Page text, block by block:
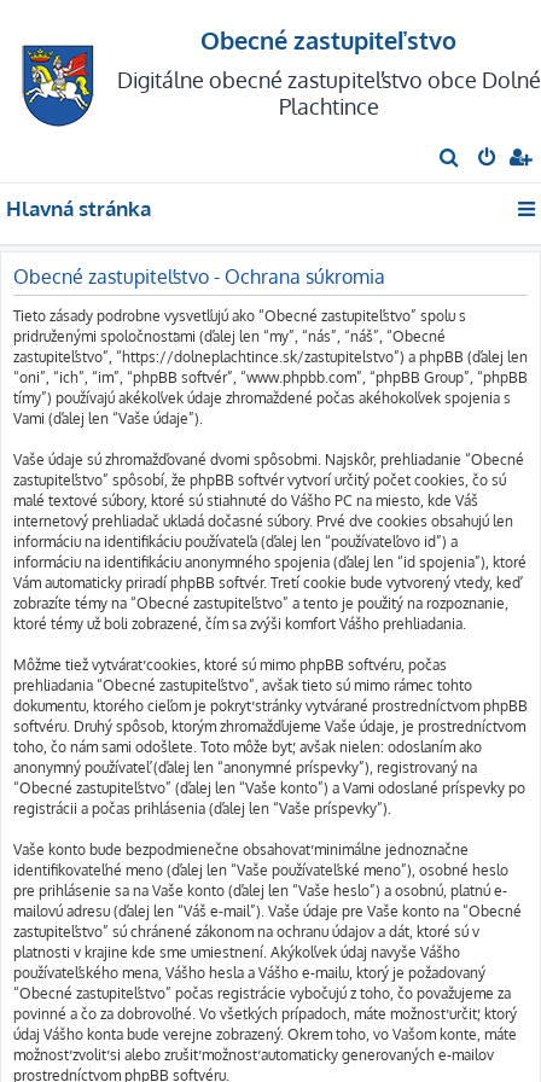
Obecné zastupiteľstvo
Digitálne obecné zastupiteľstvo obce Dolné
Plachtince
ľ
d
Hlavná stránka
Obecné zastupiteľstvo - Ochrana súkromia
Tieto zásady podrobne vysvetľujú ako “Obecné zastupiteľstvo” spolu s
pridruženými spoločnosťami (ďalej len “my”, “nás”, “náš”, “Obecné
zastupiteľstvo”, “https://dolneplachtince.sk/zastupitelstvo”) a phpBB (ďalej len
“oni”, “ich”, “im”, “phpBB softvér”, “www.phpbb.com”, “phpBB Group”, “phpBB
tímy”) používajú akékoľvek údaje zhromaždené počas akéhokoľvek spojenia s
Vami (ďalej len “Vaše údaje”).
Vaše údaje sú zhromažďované dvomi spôsobmi. Najskôr, prehliadanie “Obecné
zastupiteľstvo” spôsobí, že phpBB softvér vytvorí určitý počet cookies, čo sú
malé textové súbory, ktoré sú stiahnuté do Vášho PC na miesto, kde Váš
internetový prehliadač ukladá dočasné súbory. Prvé dve cookies obsahujú len
informáciu na identifikáciu používateľa (ďalej len “používateľovo id”) a
informáciu na identifikáciu anonymného spojenia (ďalej len “id spojenia”), ktoré
Vám automaticky priradí phpBB softvér. Tretí cookie bude vytvorený vtedy, keď
zobrazíte témy na “Obecné zastupiteľstvo” a tento je použitý na rozpoznanie,
ktoré témy už boli zobrazené, čím sa zvýši komfort Vášho prehliadania.
Môžme tiež vytvárať cookies, ktoré sú mimo phpBB softvéru, počas
prehliadania “Obecné zastupiteľstvo”, avšak tieto sú mimo rámec tohto
dokumentu, ktorého cieľom je pokryť stránky vytvárané prostredníctvom phpBB
softvéru. Druhý spôsob, ktorým zhromažďujeme Vaše údaje, je prostredníctvom
toho, čo nám sami odošlete. Toto môže byť, avšak nielen: odoslaním ako
anonymný používateľ (ďalej len “anonymné príspevky”), registrovaný na
“Obecné zastupiteľstvo” (ďalej len “Vaše konto”) a Vami odoslané príspevky po
registrácii a počas prihlásenia (ďalej len “Vaše príspevky”).
Vaše konto bude bezpodmienečne obsahovať minimálne jednoznačne
identifikovateľné meno (ďalej len “Vaše používateľské meno”), osobné heslo
pre prihlásenie sa na Vaše konto (ďalej len “Vaše heslo”) a osobnú, platnú e-
mailovú adresu (ďalej len “Váš e-mail”). Vaše údaje pre Vaše konto na “Obecné
zastupiteľstvo” sú chránené zákonom na ochranu údajov a dát, ktoré sú v
platnosti v krajine kde sme umiestnení. Akýkoľvek údaj navyše Vášho
používateľského mena, Vášho hesla a Vášho e-mailu, ktorý je požadovaný
“Obecné zastupiteľstvo” počas registrácie vybočujú z toho, čo považujeme za
povinné a čo za dobrovoľné. Vo všetkých prípadoch, máte možnosť určiť, ktorý
údaj Vášho konta bude verejne zobrazený. Okrem toho, vo Vašom konte, máte
možnosť zvoliť si alebo zrušiť možnosť automaticky generovaných e-mailov
prostredníctvom phpBB softvéru.